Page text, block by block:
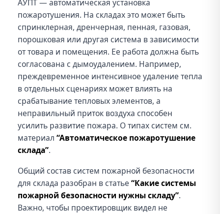
АУПТ — автоматическая установка
пожаротушения. На складах это может быть
спринклерная, дренчерная, пенная, газовая,
порошковая или другая система в зависимости
от товара и помещения. Ее работа должна быть
согласована с дымоудалением. Например,
преждевременное интенсивное удаление тепла
в отдельных сценариях может влиять на
срабатывание тепловых элементов, а
неправильный приток воздуха способен
усилить развитие пожара. О типах систем см.
материал “Автоматическое пожаротушение
склада”.
Общий состав систем пожарной безопасности
для склада разобран в статье “Какие системы
пожарной безопасности нужны складу”.
Важно, чтобы проектировщик видел не